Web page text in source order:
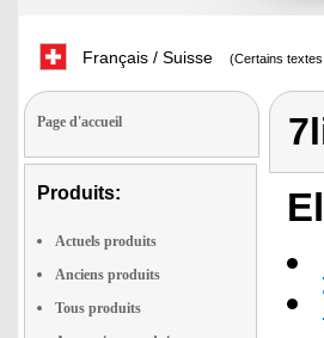
Français / Suisse (Certains
Page d'accueil
Produits:
Actuels produits
Anciens produits
Tous produits